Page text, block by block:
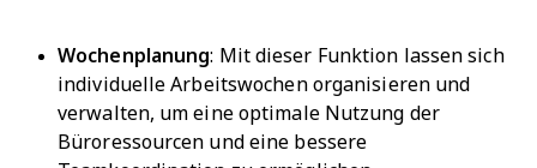
Wochenplanung: Mit dieser Funktion lassen sich
individuelle Arbeitswochen organisieren und
verwalten, um eine optimale Nutzung der
Büroressourcen und eine bessere